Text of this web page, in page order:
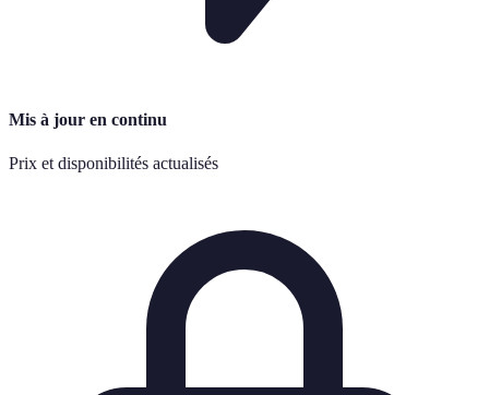
Mis à jour en continu
Prix et disponibilités actualisés